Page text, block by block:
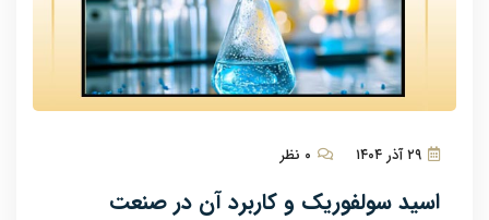
اسید سولفوریک و کاربرد آن در صنعت